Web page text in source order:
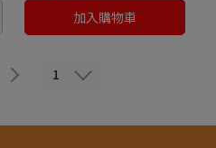
加入購物車
1